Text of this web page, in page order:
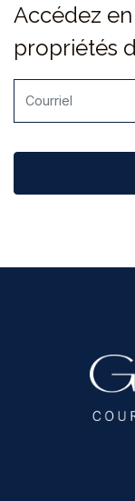
Accédez
propriétés